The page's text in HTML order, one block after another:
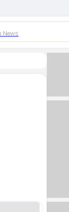
News